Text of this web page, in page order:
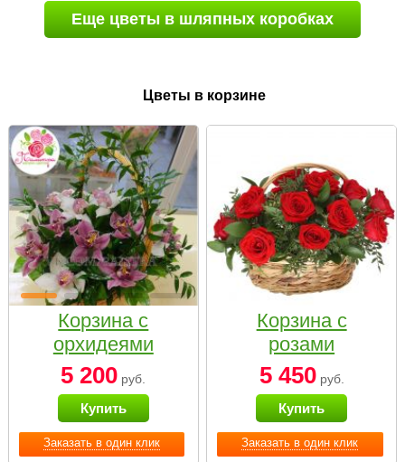
Еще цветы в шляпных коробках
Цветы в корзине
Заказать в один клик
Корзина с
орхидеями
малая
5 200 руб.
Купить
Заказать в один клик
Корзина с
розами
«Красный
Париж»
5 450руб.
Купить